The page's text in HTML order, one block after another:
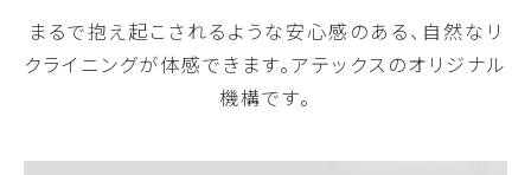
まるで抱え起こされるような安心感のある、自然なリ
クライニングが体感できます。アテックスのオリジナル
機構です。